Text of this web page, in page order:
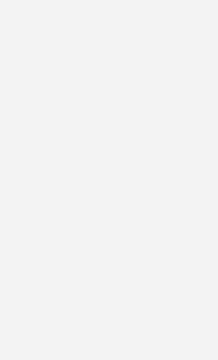
des Jahres
Landesverbands
& Blank Kälte- und